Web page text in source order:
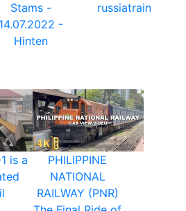
Stams -
14.07.2022 -
Hinten
russiatrain
is a
PHILIPPINE
NATIONAL
RAILWAY (PNR)